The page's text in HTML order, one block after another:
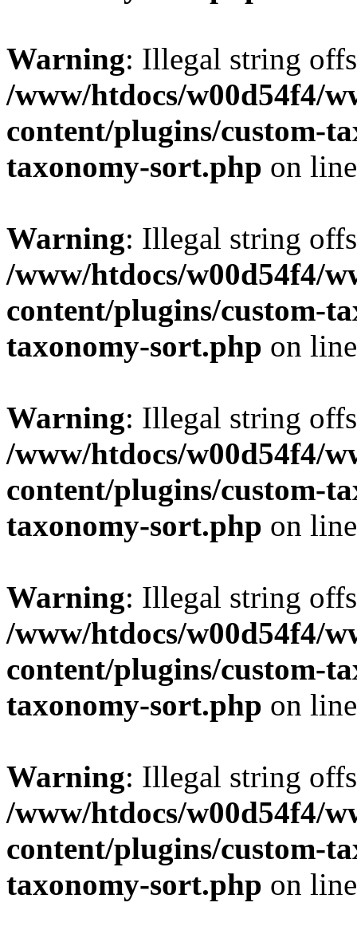
Warning: Illegal string
/www/htdocs/w00d54f4/
content/plugins/custom-
taxonomy-sort.php on
Warning: Illegal string
/www/htdocs/w00d54f4/
content/plugins/custom-
taxonomy-sort.php on
Warning: Illegal string
/www/htdocs/w00d54f4/
content/plugins/custom-
taxonomy-sort.php on
Warning: Illegal string
/www/htdocs/w00d54f4/
content/plugins/custom-
taxonomy-sort.php on
Warning: Illegal string
/www/htdocs/w00d54f4/
content/plugins/custom-
taxonomy-sort.php on